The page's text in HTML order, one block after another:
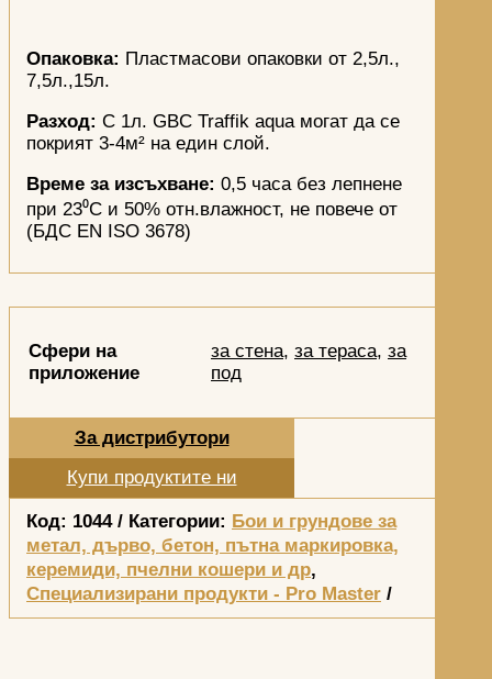
Опаковка: Пластмасови опаковки от 2,5л.,
7,5л.,15л.
Разход: С 1л. GBC Traffik aqua могат да се
покрият 3-4м² на един слой.
Време за изсъхване: 0,5 часа без лепнене
при 23⁰С и 50% отн.влажност, не повече от
(БДС EN ISO 3678)
Сфери на
приложение
за стена, за тераса, за
под
За дистрибутори
Купи продуктите ни
Код: 1044 Категории: Бои и грундове за
метал, дърво, бетон, пътна маркировка,
керемиди, пчелни кошери и др,
Специализирани продукти - Pro Master